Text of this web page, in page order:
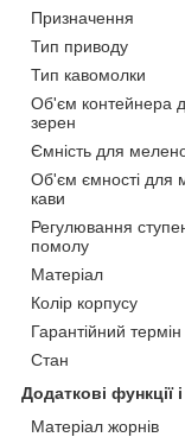
Призначення
Тип приводу
Тип кавомолки
Об'єм контейнера
зерен
Ємність для
Об'єм ємності для
кави
Регулювання
помолу
Матеріал
Колір корпусу
Гарантійний термін
Стан
Додаткові функції
Матеріал жорнів